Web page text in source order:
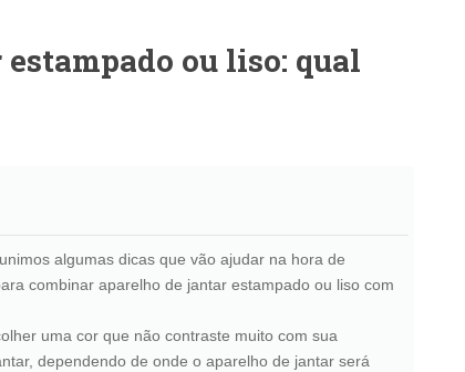
ou liso: qual
algumas dicas que vão ajudar na hora de
combinar aparelho de jantar estampado ou liso com
uma cor que não contraste muito com sua
dependendo de onde o aparelho de jantar será